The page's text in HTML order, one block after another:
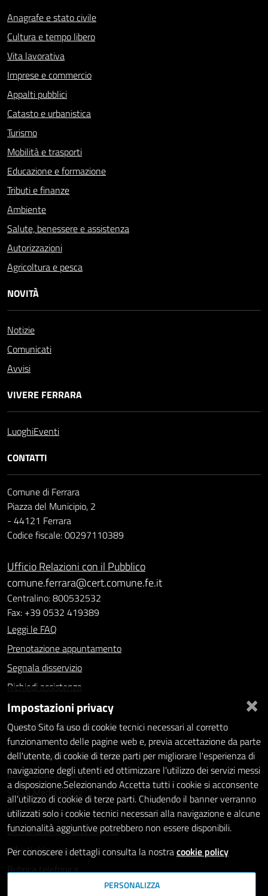
Anagrafe e stato civile
Cultura e tempo libero
Vita lavorativa
Imprese e commercio
Appalti pubblici
Catasto e urbanistica
Turismo
Mobilità e trasporti
Educazione e formazione
Tributi e finanze
Ambiente
Salute, benessere e assistenza
Autorizzazioni
Agricoltura e pesca
NOVITÀ
Notizie
Comunicati
Avvisi
VIVERE FERRARA
LuoghiEventi
CONTATTI
Comune di Ferrara
Piazza del Municipio, 2
- 44121 Ferrara
Codice fiscale: 00297110389
Ufficio Relazioni con il Pubblico
comune.ferrara@cert.comune.fe.it
Centralino: 800532532
Fax: +39 0532 419389
Leggi le FAQ
Prenotazione appuntamento
Segnala disservizio
Richiedi assistenza
Statistiche dei Siti web
Intranet - accesso riservato
Amministrazione trasparente
Informativa privacy
Social Media Policy
Note legali
Dichiarazione di accessibilità
Whistleblowing
Rubrica telefonica
×
Impostazioni privacy
Questo Sito fa uso di cookie tecnici necessari al corretto
funzionamento delle pagine web e, previa accettazione da parte
dell'utente, di cookie di terze parti per migliorare l'esperienza di
navigazione degli utenti ed ottimizzare l'utilizzo dei servizi messi
a disposizione.Selezionando Accetta tutti i cookie si acconsente
all'utilizzo di cookie di terze parti. Chiudendo il banner verranno
utilizzati solo i cookie tecnici necessari alla navigazione e alcune
funzionalità aggiuntive potrebbero non essere disponibili.
Per conoscere i dettagli consulta la nostracookie policy
PERSONALIZZA